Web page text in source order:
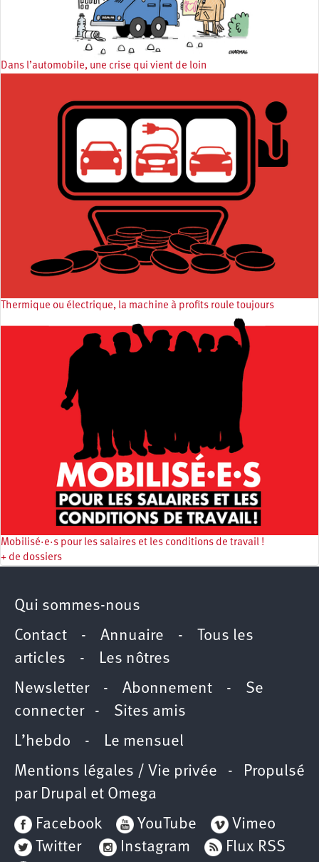
Dans l’automobile, une crise qui vient de loin
Thermique ou électrique, la machine à profits roule toujours
Mobilisé·e·s pour les salaires et les conditions de travail !
+ de dossiers
Qui sommes-nous
Contact - Annuaire -
Tous les
articles - Les nôtres
Newsletter- Abonnement - Se
connecter- Sites amis
L’hebdo - Le mensuel
Mentions légales / Vie privée - Propulsé
par Drupal et Omega
Facebook
YouTube
Vimeo
Twitter
Instagram Flux RSS